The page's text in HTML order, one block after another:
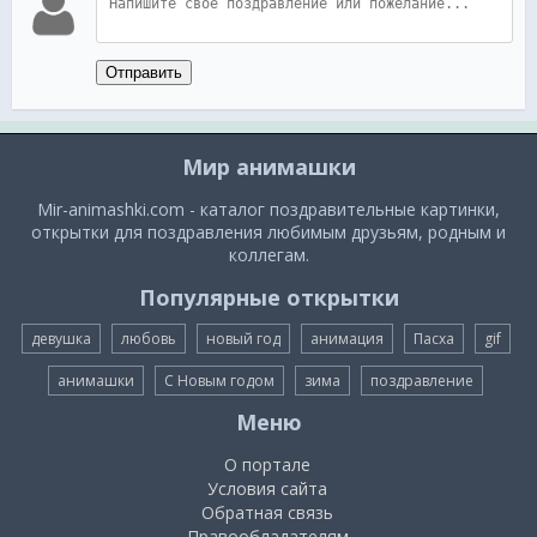
Отправить
Мир анимашки
Mir-animashki.com - каталог поздравительные картинки,
открытки для поздравления любимым друзьям, родным и
коллегам.
Популярные открытки
девушка любовь новый год анимация Пасха gif
анимашки С Новым годом зима поздравление
Меню
О портале
Условия сайта
Обратная связь